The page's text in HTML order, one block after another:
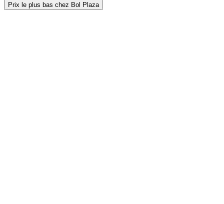
Prix le plus bas chez Bol Plaza